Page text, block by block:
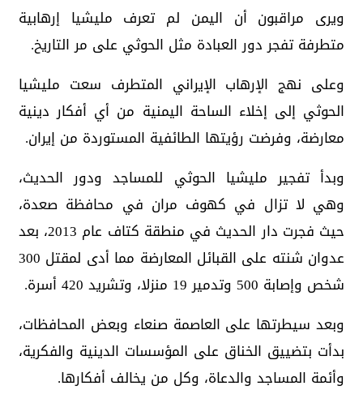
ويرى مراقبون أن اليمن لم تعرف مليشيا إرهابية
متطرفة تفجر دور العبادة مثل الحوثي على مر التاريخ.
وعلى نهج الإرهاب الإيراني المتطرف سعت مليشيا
الحوثي إلى إخلاء الساحة اليمنية من أي أفكار دينية
معارضة، وفرضت رؤيتها الطائفية المستوردة من إيران.
وبدأ تفجير مليشيا الحوثي للمساجد ودور الحديث،
وهي لا تزال في كهوف مران في محافظة صعدة،
حيث فجرت دار الحديث في منطقة كتاف عام 2013، بعد
عدوان شنته على القبائل المعارضة مما أدى لمقتل 300
شخص وإصابة 500 وتدمير 19 منزلا، وتشريد 420 أسرة.
وبعد سيطرتها على العاصمة صنعاء وبعض المحافظات،
بدأت بتضييق الخناق على المؤسسات الدينية والفكرية،
وأئمة المساجد والدعاة، وكل من يخالف أفكارها.